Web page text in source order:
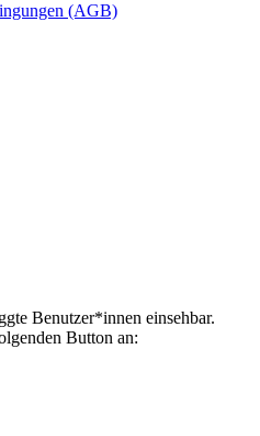
(AGB)
Benutzer*innen einsehbar.
Button an: